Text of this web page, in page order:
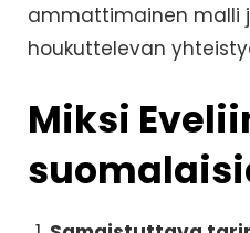
ammattimainen malli
houkuttelevan
Miksi